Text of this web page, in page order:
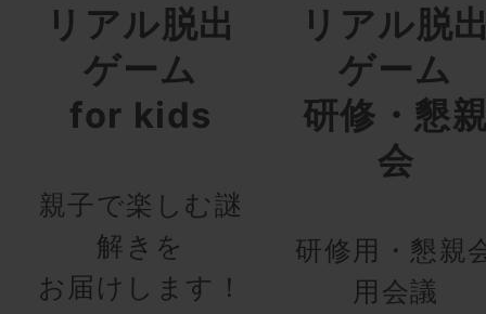
リアル脱出
ゲーム
for kids
親子で楽しむ謎
解きを
お届けします！
リアル脱
ゲーム
研修・懇
会
研修用・懇親
用会議